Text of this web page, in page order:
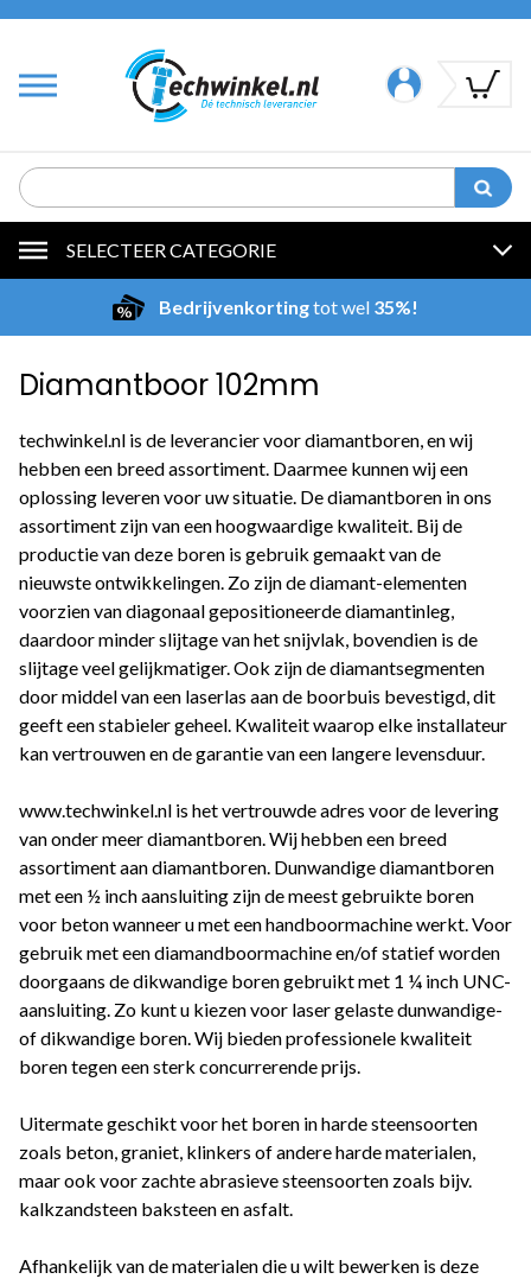
SELECTEER CATEGORIE
Bedrijvenkortingtot wel 35%!
Diamantboor 102mm
techwinkel.nl is de leverancier voor diamantboren, en wij
hebben een breed assortiment. Daarmee kunnen wij een
oplossing leveren voor uw situatie. De diamantboren in ons
assortiment zijn van een hoogwaardige kwaliteit. Bij de
productie van deze boren is gebruik gemaakt van de
nieuwste ontwikkelingen. Zo zijn de diamant-elementen
voorzien van diagonaal gepositioneerde diamantinleg,
daardoor minder slijtage van het snijvlak, bovendien is de
slijtage veel gelijkmatiger. Ook zijn de diamantsegmenten
door middel van een laserlas aan de boorbuis bevestigd, dit
geeft een stabieler geheel. Kwaliteit waarop elke installateur
kan vertrouwen en de garantie van een langere levensduur.
www.techwinkel.nl is het vertrouwde adres voor de levering
van onder meer diamantboren. Wij hebben een breed
assortiment aan diamantboren. Dunwandige diamantboren
met een ½ inch aansluiting zijn de meest gebruikte boren
voor beton wanneer u met een handboormachine werkt. Voor
gebruik met een diamandboormachine en/of statief worden
doorgaans de dikwandige boren gebruikt met 1 ¼ inch UNC-
aansluiting. Zo kunt u kiezen voor laser gelaste dunwandige-
of dikwandige boren. Wij bieden professionele kwaliteit
boren tegen een sterk concurrerende prijs.
Uitermate geschikt voor het boren in harde steensoorten
zoals beton, graniet, klinkers of andere harde materialen,
maar ook voor zachte abrasieve steensoorten zoals bijv.
kalkzandsteen baksteen en asfalt.
Afhankelijk van de materialen die u wilt bewerken is deze